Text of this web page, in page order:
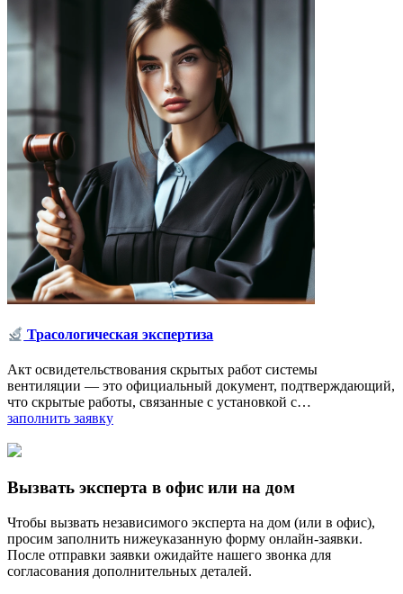
Трасологическая экспертиза
Акт освидетельствования скрытых работ системы
вентиляции — это официальный документ, подтверждающий,
что скрытые работы, связанные с установкой с…
заполнить заявку
Вызвать эксперта в офис или на дом
Чтобы вызвать независимого эксперта на дом (или в офис),
просим заполнить нижеуказанную форму онлайн-заявки.
После отправки заявки ожидайте нашего звонка для
согласования дополнительных деталей.